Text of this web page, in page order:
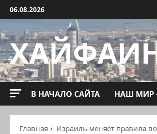
Перейти
к
содержимому
06.08.2026
В НАЧАЛО САЙТА НАШ МИР
Главная Израиль меняет правила